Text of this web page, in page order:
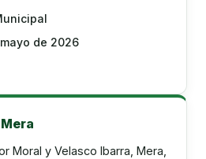
de 2026
Moral y Velasco Ibarra, Mera,